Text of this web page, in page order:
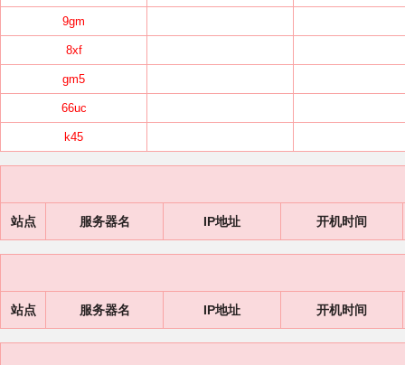
9gm
8xf
gm5
66uc
k45
站点 服务器名 IP地址 开机时间
站点 服务器名 IP地址 开机时间